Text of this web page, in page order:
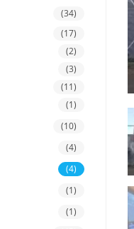
(34)
(17)
(2)
(3)
(11)
(1)
(10)
(4)
(4)
(1)
(1)